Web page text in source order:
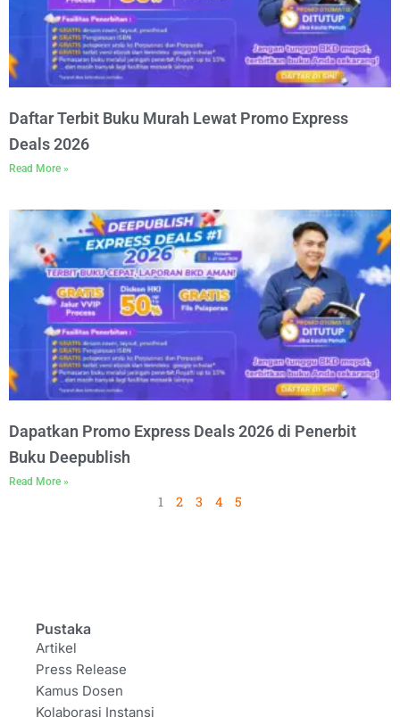
Daftar Terbit Buku Murah Lewat Promo Express
Deals 2026
Read More »
Dapatkan Promo Express Deals 2026 di Penerbit
Buku Deepublish
Read More »
1 2 3 4 5
Pustaka
Artikel
Press Release
Kamus Dosen
Kolaborasi Instansi